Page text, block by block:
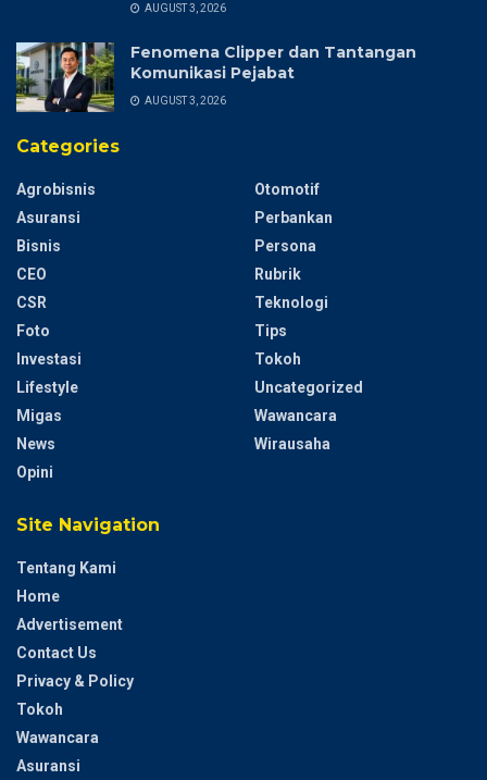
AUGUST 3, 2026
Fenomena Clipper dan Tantangan
Komunikasi Pejabat
AUGUST 3, 2026
Categories
Agrobisnis
Asuransi
Bisnis
CEO
CSR
Foto
Investasi
Lifestyle
Migas
News
Opini
Otomotif
Perbankan
Persona
Rubrik
Teknologi
Tips
Tokoh
Uncategorized
Wawancara
Wirausaha
Site Navigation
Tentang Kami
Home
Advertisement
Contact Us
Privacy & Policy
Tokoh
Wawancara
Asuransi